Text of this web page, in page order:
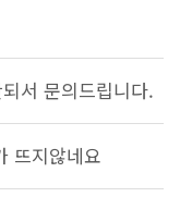
서 문의드립니다.
뜨지않네요